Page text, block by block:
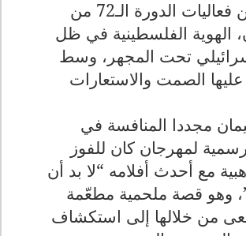
الجمعة ضمن فعاليات الدورة الـ72 من
الهوية الفلسطينية في ظل
تحت المجهر، وسط
الصمت والاستعارات
مجددا المنافسة في
لمهرجان كان للفوز
مع أحدث أفلامه “لا بد أن
وهو قصة ملحمية مطعّمة
من خلالها إلى استكشاف